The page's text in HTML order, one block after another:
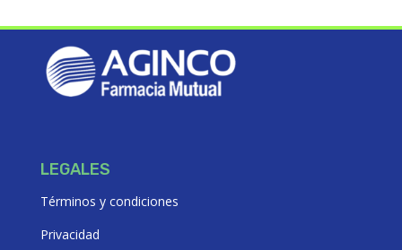
LEGALES
Términos y condiciones
Privacidad